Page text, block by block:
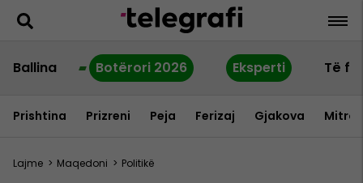
Ballina Botërori 2026 Eksperti Të
Prishtina Prizreni Peja Ferizaj Gjakova
Lajme > Maqedoni > Politikë